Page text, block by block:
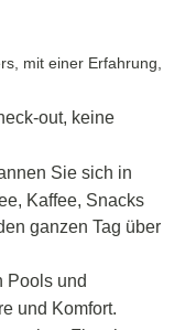
mit einer Erfahrung,
out, keine
Sie sich in
Kaffee, Snacks
ganzen Tag über
Pools und
und Komfort.